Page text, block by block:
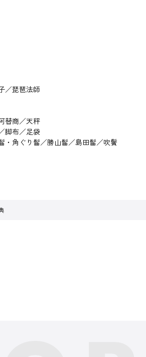
／琵琶法師
替商／天秤
脚布／足袋
角ぐり髷／勝山髷／島田髷／吹鬢